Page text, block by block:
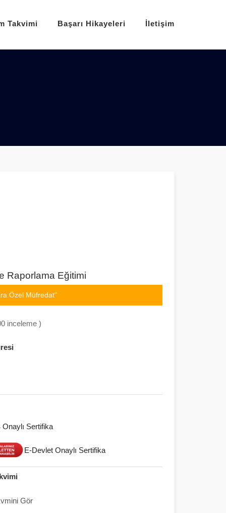
Takvimi Başarı Hikayeleri İletişim
Raporlama Eğitimi
Özel Müfredat"
inceleme )
Onaylı Sertifika
E-Devlet Onaylı Sertifika
Gör